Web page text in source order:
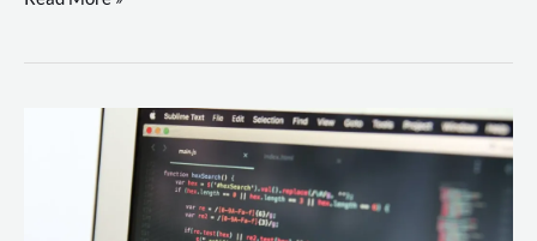
Models
revolucionando